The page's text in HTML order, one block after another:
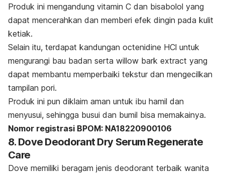
Produk ini mengandung vitamin C dan bisabolol yang
dapat mencerahkan dan memberi efek dingin pada kulit
ketiak.
Selain itu, terdapat kandungan octenidine HCl untuk
mengurangi bau badan serta willow bark extract yang
dapat membantu memperbaiki tekstur dan mengecilkan
tampilan pori.
Produk ini pun diklaim aman untuk ibu hamil dan
menyusui, sehingga busui dan bumil bisa memakainya.
Nomor registrasi BPOM: NA18220900106
8. Dove Deodorant Dry Serum Regenerate
Care
Dove memiliki beragam jenis deodorant terbaik wanita